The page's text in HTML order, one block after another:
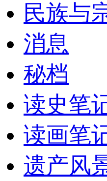
民族与
消息
秘档
读史笔
读画笔
遗产风